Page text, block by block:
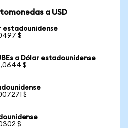
a USD
estadounidense
$
a Dólar estadounidense
$
$
$